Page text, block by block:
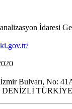
İdaresi
Bulvarı, No:
TÜRKİYE